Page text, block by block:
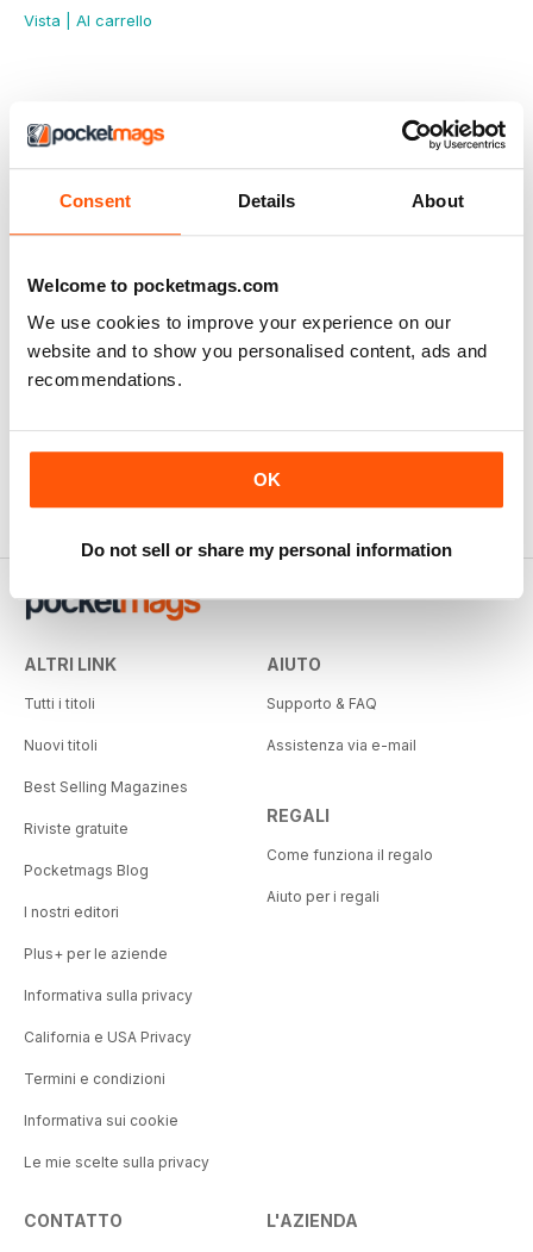
Consent Details About
Welcome to pocketmags.com
We use cookies to improve your experience on our
website and to show you personalised content, ads and
recommendations.
OK
Do not sell or share my personal information
Vista
Al carrello
ALTRI LINK
Tutti i titoli
Nuovi titoli
Best Selling Magazines
Riviste gratuite
Pocketmags Blog
I nostri editori
Plus+ per le aziende
Informativa sulla privacy
California e USA Privacy
Termini e condizioni
Informativa sui cookie
Le mie scelte sulla privacy
AIUTO
Supporto & FAQ
Assistenza via e-mail
REGALI
Come funziona il regalo
Aiuto per i regali
CONTATTO L'AZIENDA